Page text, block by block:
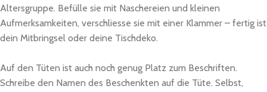
Altersgruppe. Befülle sie mit Naschereien und kleinen
Aufmerksamkeiten, verschliesse sie mit einer Klammer – fertig ist
dein Mitbringsel oder deine Tischdeko.
Auf den Tüten ist auch noch genug Platz zum Beschriften.
Schreibe den Namen des Beschenkten auf die Tüte. Selbst,